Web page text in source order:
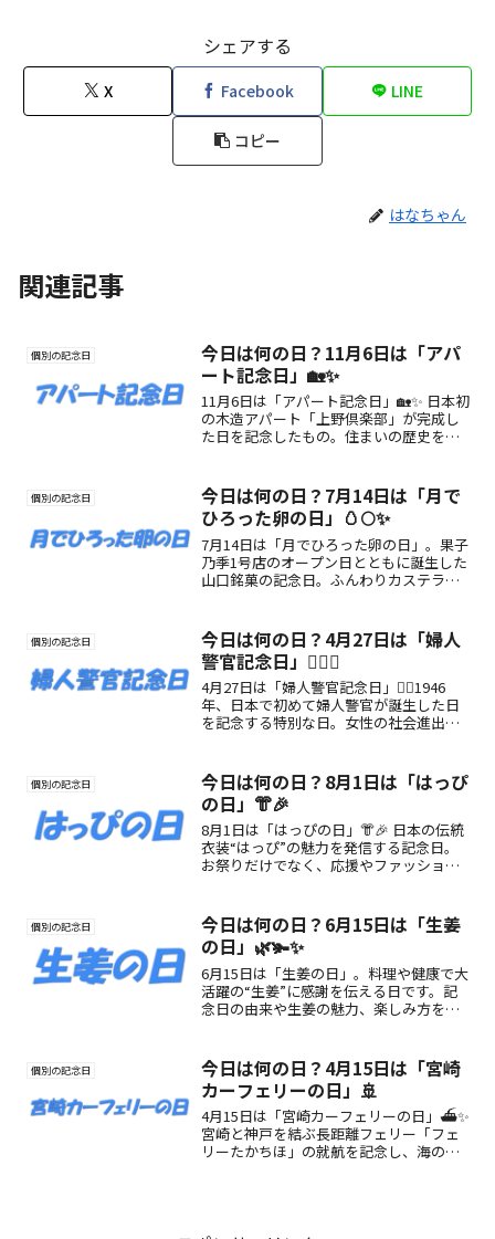
シェアする
X Facebook LINE
コピー
はなちゃん
関連記事
個別の記念日
今日は何の日？11月6日は「アパ
ート記念日」🏡✨
11月6日は「アパート記念日」🏡✨ 日本初
の木造アパート「上野倶楽部」が完成し
た日を記念したもの。住まいの歴史を振
個別の記念日
今日は何の日？7月14日は「月で
ひろった卵の日」🥚🌕✨
7月14日は「月でひろった卵の日」。果子
乃季1号店のオープン日とともに誕生した
山口銘菓の記念日。ふんわりカステラと
個別の記念日
今日は何の日？4月27日は「婦人
警官記念日」👮‍♀️✨
4月27日は「婦人警官記念日」👮‍♀️1946
年、日本で初めて婦人警官が誕生した日
を記念する特別な日。女性の社会進出の
ちを深めましょう。
個別の記念日
今日は何の日？8月1日は「はっぴ
の日」👘🎉
8月1日は「はっぴの日」👘🎉 日本の伝統
衣装“はっぴ”の魅力を発信する記念日。
お祭りだけでなく、応援やファッション
個別の記念日
今日は何の日？6月15日は「生姜
の日」🌿🫚✨
6月15日は「生姜の日」。料理や健康で大
活躍の“生姜”に感謝を伝える日です。記
念日の由来や生姜の魅力、楽しみ方をわ
個別の記念日
今日は何の日？4月15日は「宮崎
カーフェリーの日」🚢
4月15日は「宮崎カーフェリーの日」⛴✨
宮崎と神戸を結ぶ長距離フェリー「フェ
リーたかちほ」の就航を記念し、海の道